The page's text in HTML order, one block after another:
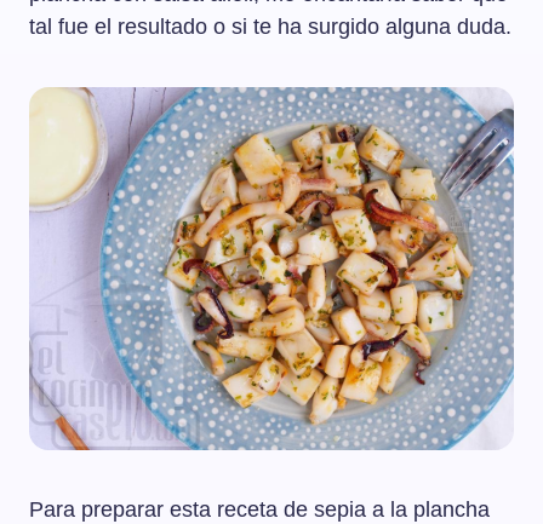
tal fue el resultado o si te ha surgido alguna duda.
Para preparar esta receta de sepia a la plancha